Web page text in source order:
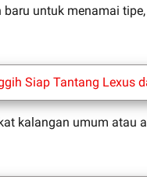
untuk menamai
Siap Tantang Lexus
kalangan umum atau